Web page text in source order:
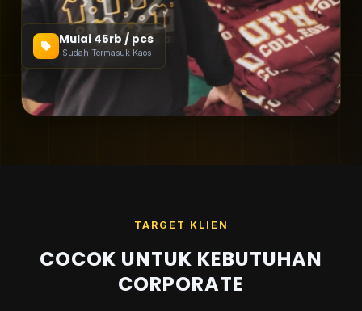
Mulai 45rb / pcs
TARGET KLIEN
COCOK UNTUK KEBUTUHAN
CORPORATE